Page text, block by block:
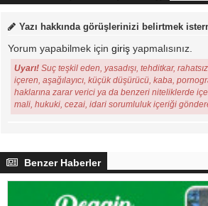
Yazı hakkında görüşlerinizi belirtmek
Yorum yapabilmek için giriş yapmalısınız.
Uyarı! Suç teşkil eden, yasadışı, tehditkar,
içeren, aşağılayıcı, küçük düşürücü, kaba,
haklarına zarar verici ya da benzeri niteliklerde
mali, hukuki, cezai, idari sorumluluk içeriği
Benzer Haberler